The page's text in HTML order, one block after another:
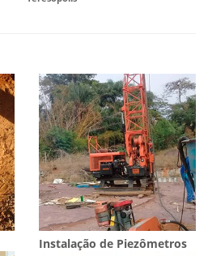
Instalação de Piezômetros